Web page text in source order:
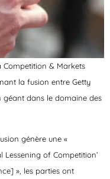
Competition & Markets
la fusion entre Getty
géant dans le domaine des
génère une «
Lessening of Competition’
», les parties ont